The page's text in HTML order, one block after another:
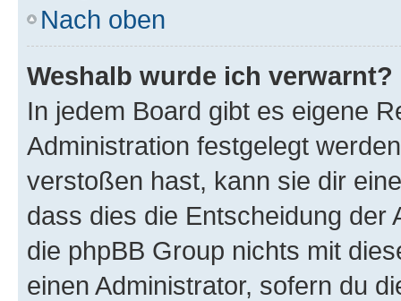
Nach oben
Weshalb wurde ich verwarnt?
In jedem Board gibt es eigene
Administration festgelegt
verstoßen hast, kann sie dir
dass dies die Entscheidung der
die phpBB Group nichts mit
einen Administrator, sofern du